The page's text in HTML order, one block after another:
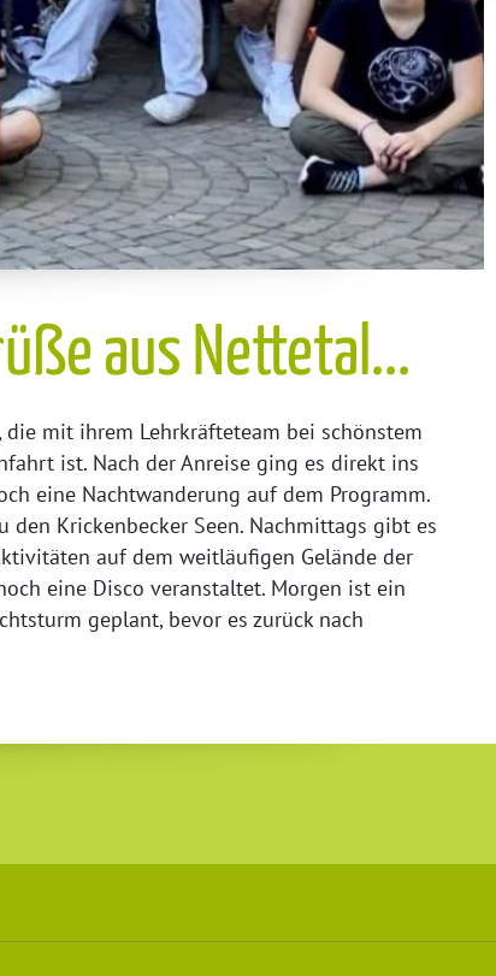
aus Nettetal...
die mit ihrem Lehrkräfteteam bei schönstem
ist. Nach der Anreise ging es direkt ins
eine Nachtwanderung auf dem Programm.
den Krickenbecker Seen. Nachmittags gibt es
auf dem weitläufigen Gelände der
eine Disco veranstaltet. Morgen ist ein
geplant, bevor es zurück nach